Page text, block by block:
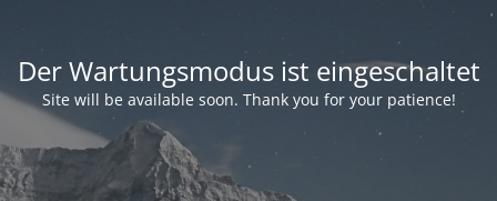
Der Wartungsmodus ist eingeschaltet
Site will be available soon. Thank you for your patience!